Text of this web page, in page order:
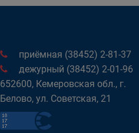
приёмная (38452) 2-81-37
дежурный (38452) 2-01-96
652600, Кемеровская обл., г.
Белово, ул. Советская, 21